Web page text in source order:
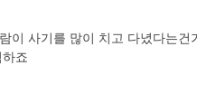
이 사기를 많이 치고 다녔다는건
죠